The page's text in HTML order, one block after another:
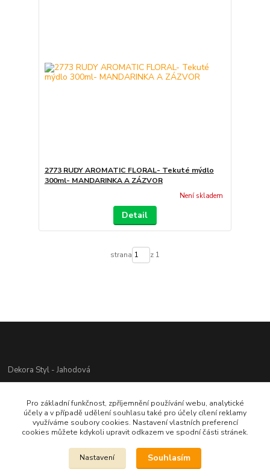
2773 RUDY AROMATIC FLORAL- Tekuté mýdlo
300ml- MANDARINKA A ZÁZVOR
Není skladem
Detail
strana z 1
Dekora Styl - Jahodová
721312944
info@zbozi-darky.cz
Pro základní funkčnost, zpříjemnění používání webu, analytické
účely a v případě udělení souhlasu také pro účely cílení reklamy
využíváme soubory cookies. Nastavení vlastních preferencí
cookies můžete kdykoli upravit odkazem ve spodní části stránek.
Nastavení Souhlasím